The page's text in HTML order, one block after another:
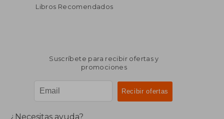
Libros Recomendados
Suscríbete para recibir ofertas y
promociones
¿Necesitas ayuda?